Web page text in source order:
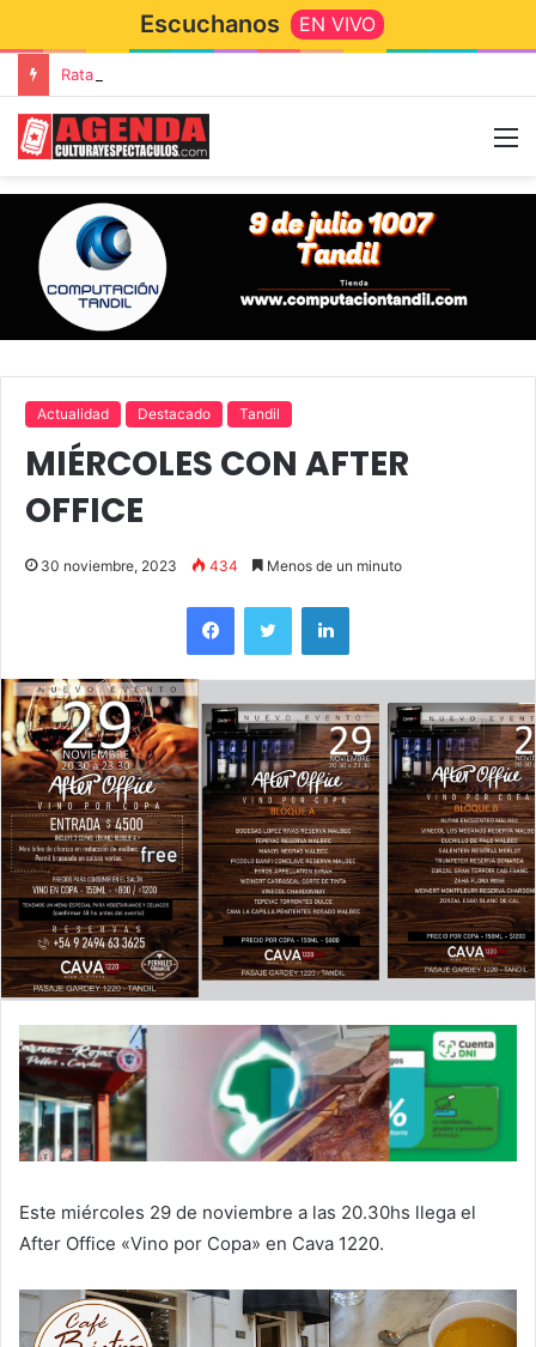
Escuchanos EN VIVO
Actualidad Destacado Tandil
MIÉRCOLES CON AFTER
OFFICE
30 noviembre, 2023 434 Menos de un minuto
Este miércoles 29 de noviembre a las 20.30hs llega el
After Office «Vino por Copa» en Cava 1220.